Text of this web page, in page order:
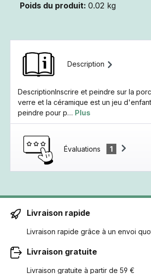
Poids du produit: 0.02 kg
Description
DescriptionInscrire et peindre sur la
verre et la céramique est un jeu
peindre pour p… Plus
Évaluations 1
Livraison rapide
Livraison rapide grâce à un envoi
Livraison gratuite
Livraison gratuite à partir de 59 €